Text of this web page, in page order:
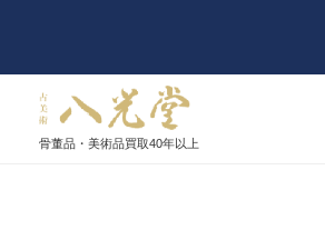
骨董品・美術品買取40年以上